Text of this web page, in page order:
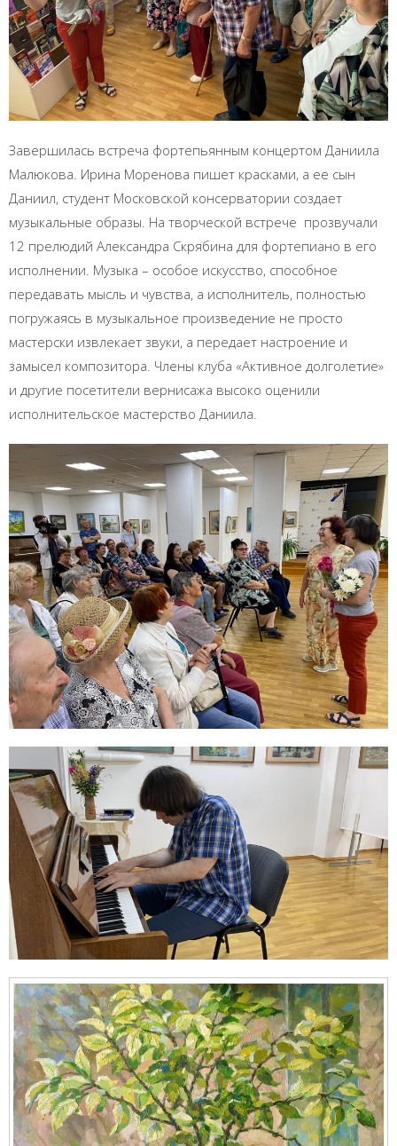
Завершилась встреча фортепьянным концертом Даниила
Малюкова. Ирина Моренова пишет красками, а ее сын
Даниил, студент Московской консерватории создает
музыкальные образы. На творческой встрече прозвучали
12 прелюдий Александра Скрябина для фортепиано в его
исполнении. Музыка – особое искусство, способное
передавать мысль и чувства, а исполнитель, полностью
погружаясь в музыкальное произведение не просто
мастерски извлекает звуки, а передает настроение и
замысел композитора. Члены клуба «Активное долголетие»
и другие посетители вернисажа высоко оценили
исполнительское мастерство Даниила.